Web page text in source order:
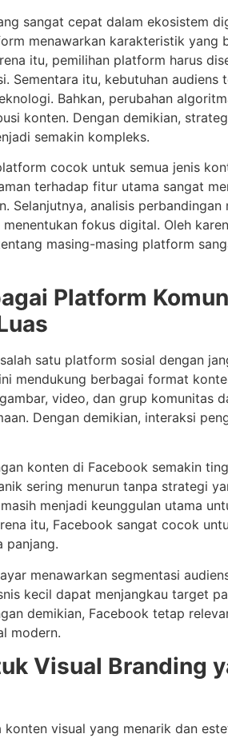
sangat cepat dalam ekosistem
menawarkan karakteristik yang
itu, pemilihan platform harus
Sementara itu, kebutuhan audiens
Bahkan, perubahan
konten. Dengan demikian,
semakin kompleks.
cocok untuk semua jenis
terhadap fitur utama sangat
Selanjutnya, analisis perbandingan
fokus digital. Oleh
masing-masing platform
Platform
satu platform sosial dengan
mendukung berbagai format
video, dan grup komunitas
Dengan demikian, interaksi
konten di Facebook semakin
sering menurun tanpa strategi
menjadi keunggulan utama
itu, Facebook sangat cocok
panjang.
menawarkan segmentasi
kecil dapat menjangkau target
demikian, Facebook tetap
modern.
Visual Branding
visual yang menarik dan